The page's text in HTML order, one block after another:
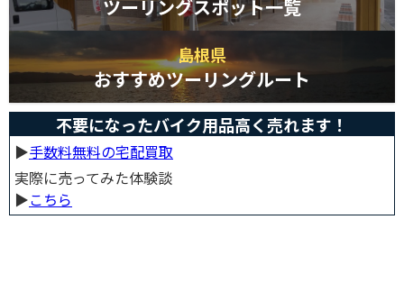
ツーリングスポット一覧
島根県
おすすめツーリングルート
不要になったバイク用品高く売れます！
▶︎手数料無料の宅配買取
実際に売ってみた体験談
▶︎こちら